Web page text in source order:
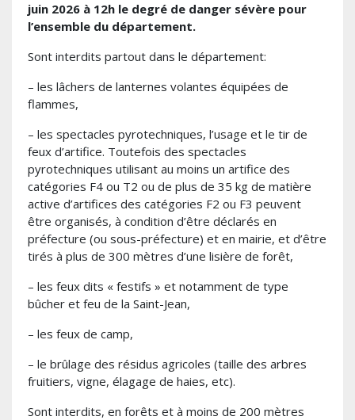
juin 2026 à 12h le degré de danger sévère pour
l’ensemble du département.
Sont interdits partout dans le département:
– les lâchers de lanternes volantes équipées de
flammes,
– les spectacles pyrotechniques, l’usage et le tir de
feux d’artifice. Toutefois des spectacles
pyrotechniques utilisant au moins un artifice des
catégories F4 ou T2 ou de plus de 35 kg de matière
active d’artifices des catégories F2 ou F3 peuvent
être organisés, à condition d’être déclarés en
préfecture (ou sous-préfecture) et en mairie, et d’être
tirés à plus de 300 mètres d’une lisière de forêt,
– les feux dits « festifs » et notamment de type
bûcher et feu de la Saint-Jean,
– les feux de camp,
– le brûlage des résidus agricoles (taille des arbres
fruitiers, vigne, élagage de haies, etc).
Sont interdits, en forêts et à moins de 200 mètres